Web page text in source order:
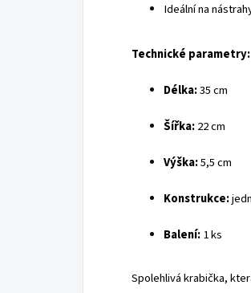
Ideální na
Technické parametry:
Délka:35 cm
Šířka:22 cm
Výška:5,5 cm
Konstrukce:
Balení:1 ks
Spolehlivá krabička,